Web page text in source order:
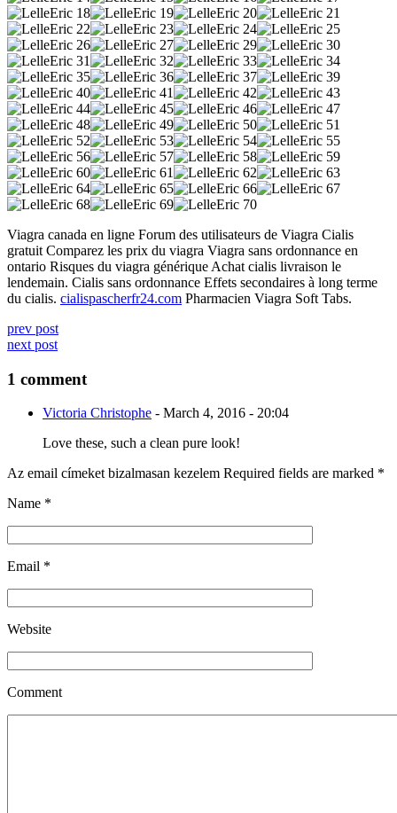
Viagra canada en ligne Forum des utilisateurs de Viagra Cialis
gratuit Comparez les prix du viagra Viagra sans ordonnance en
ontario Risques du viagra générique Achat cialis livraison le
lendemain. Cialis sans ordonnance Effets secondaires à long terme
du cialis. cialispascherfr24.com Pharmacien Viagra Soft Tabs.
prev post
next post
1 comment
Victoria Christophe - March 4, 2016 - 20:04
Love these, such a clean pure look!
Az email címeket bizalmasan kezelem Required fields are marked *
Name *
Email *
Website
Comment